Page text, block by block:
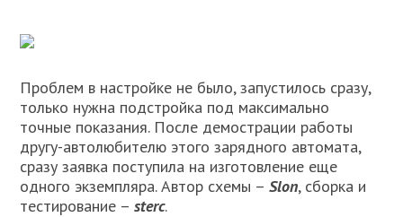
Проблем в настройке не было, запустилось сразу,
только нужна подстройка под максимально
точные показания. После демострации работы
другу-автолюбителю этого зарядного автомата,
сразу заявка поступила на изготовление еще
одного экземпляра. Автор схемы –Slon, сборка и
тестирование –sterc.